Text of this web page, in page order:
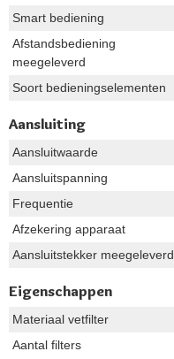
Smart bediening
Afstandsbediening
meegeleverd
Soort bedieningselementen
Aansluiting
Aansluitwaarde
Aansluitspanning
Frequentie
Afzekering apparaat
Aansluitstekker meegeleverd
Eigenschappen
Materiaal vetfilter
Aantal filters